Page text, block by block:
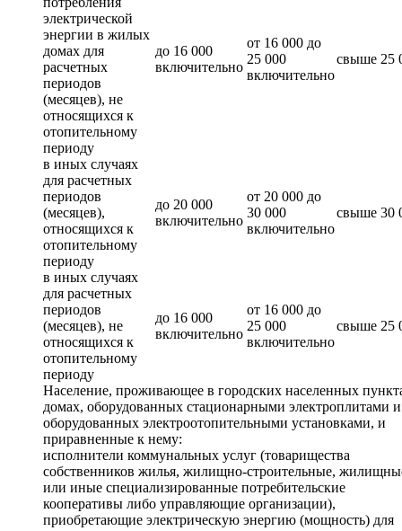
электрической
энергии в жилых
домах для
расчетных
периодов
(месяцев), не
относящихся к
отопительному
периоду
до 16 000
включительно
от 16 000 до
25 000
включительно
свыше 25
в иных случаях
для расчетных
периодов
(месяцев),
относящихся к
отопительному
периоду
до 20 000
включительно
от 20 000 до
30 000
включительно
свыше 30
в иных случаях
для расчетных
периодов
(месяцев), не
относящихся к
отопительному
периоду
до 16 000
включительно
от 16 000 до
25 000
включительно
свыше 25
Население, проживающее в городских населенных
домах, оборудованных стационарными электроплитами
оборудованных электроотопительными установками, и
приравненные к нему:
исполнители коммунальных услуг (товарищества
собственников жилья, жилищно-строительные,
или иные специализированные потребительские
кооперативы либо управляющие организации),
приобретающие электрическую энергию (мощность) для